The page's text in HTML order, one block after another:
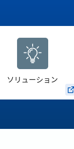
ソリューション